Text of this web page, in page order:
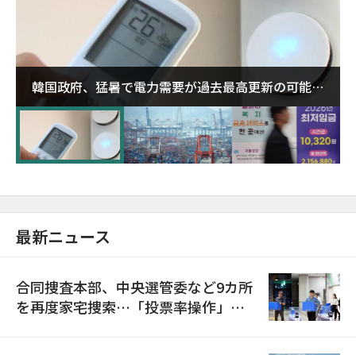
韓国政府、猛暑で電力需要が過去最高更新の可能性
に需給対応体制を点検
最新ニュース
合同捜査本部、中央選管委など9カ所
を再度家宅捜索…「投票率操作」の